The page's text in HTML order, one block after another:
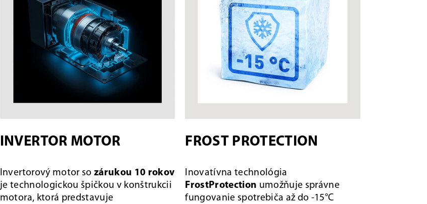
INVERTOR MOTOR
Invertorový motor so zárukou 10 rokov
je technologickou špičkou v konštrukcii
motora, ktorá predstavuje
FROST PROTECTION
Inovatívna technológia
FrostProtection umožňuje správne
fungovanie spotrebiča až do -15°C